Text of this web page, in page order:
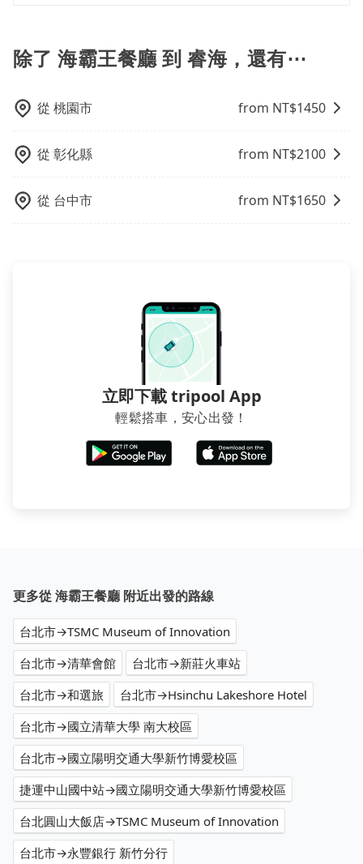
機也絕對不會在車內吸煙，於新冠肺炎期間也絕對全程
配戴口罩。tripool之所以能將價格壓在市價7~8折的主
車率，也就是提高俗稱「回頭車」的比例。這不僅體現
在成本的控制，更是在傳統旺季（年假、端午、中秋、
雙十等）能用更少的司機來服務更多的旅客，意味著使
用到不熟悉的司機或者轉單給其他車行的情況比同行更
站上的價格是動態的，一般來說越早預訂價格越優，且
費，通常以每小時為單位，客戶可以根據自己的需要預
定一定時間的包車服務。這種服務適用於需要在城市內
等。 點到點包車：點到點包車是按照里程和目的地來計
線和里程來計算費用。這種服務通常適用於單程或從一
個城市到另一個城市的長途包車。
除了 海霸王餐廳 到 睿海，還有⋯
從 桃園市 from NT$1450
從 彰化縣 from NT$2100
從 台中市 from NT$1650
立即下載 tripool App
輕鬆搭車，安心出發！
更多從 海霸王餐廳 附近出發的路線
台北市→TSMC Museum of Innovation
台北市→清華會館
台北市→新莊火車站
台北市→和選旅
台北市→Hsinchu Lakeshore Hotel
台北市→國立清華大學 南大校區
台北市→國立陽明交通大學新竹博愛校區
捷運中山國中站→國立陽明交通大學新竹博愛校區
台北圓山大飯店→TSMC Museum of Innovation
台北市→永豐銀行 新竹分行